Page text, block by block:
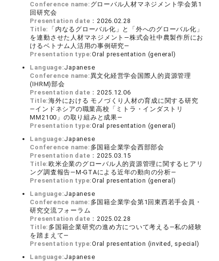
Conference name: グローバル人材マネジメント学会第1
回研究会
Presentation date：2026.02.28
Title: 「内なるグローバル化」と「外へのグローバル化」
を連動させた人材マネジメント―株式会社中農製作所にお
けるベトナム人活用の事例研究―
Presentation type:Oral presentation (general)
Language:Japanese
Conference name:異文化経営学会国際人的資源管理
(IHRM)部会
Presentation date：2025.12.06
Title:海外における モノづくり人材の育成に関する研究
―インドネシアの職業高校「ミトラ・インダストリ
MM2100」の取り組みと成果―
Presentation type:Oral presentation (general)
Language:Japanese
Conference name: 多国籍企業学会西部部会
Presentation date：2025.03.15
Title:欧米企業のグローバル人的資源管理に関するヒアリ
ング調査報告―M-GTAによる近年の動向の分析―
Presentation type:Oral presentation (general)
Language:Japanese
Conference name: 多国籍企業学会第1回東西若手会員・
研究交流フォーラム
Presentation date：2025.02.28
Title: 多国籍企業研究の進め方について考える―私の経験
を踏まえて―
Presentation type:Oral presentation (invited, special)
Language:Japanese